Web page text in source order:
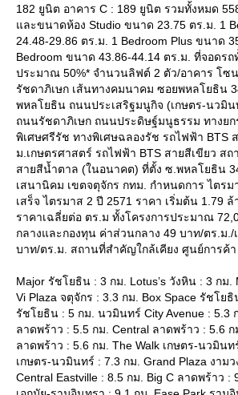
182 ยูนิต อาคาร C : 189 ยูนิต รวมทั้งหมด
ละขนาดห้อง Studio ขนาด 23.75 ตร.ม. 1
24.48-29.86 ตร.ม. 1 Bedroom Plus ขนาด
Bedroom ขนาด 43.86-44.14 ตร.ม. ที่จอดร
ประมาณ 50%* จำนวนลิฟต์ 2 ตัว/อาคาร โซ
รัชดาภิเษก เส้นทางคมนาคม ซอยพหลโยธิน
พหลโยธิน ถนนประเสริฐมนูกิจ (เกษตร-นวมิ
ถนนรัชดาภิเษก ถนนประดิษฐ์มนูธรรม ทางย
พิเศษศรีรัช ทางพิเศษฉลองรัช รถไฟฟ้า BTS
ม.เกษตรศาสตร์ รถไฟฟ้า BTS สายสีเขียว ส
สายสีน้ำตาล (ในอนาคต) ที่ตั้ง ซ.พหลโยธิน
เสนานิคม เขตจตุจักร กทม. กำหนดการ ไตรม
เสร็จ ไตรมาส 2 ปี 2571 ราคา เริ่มต้น 1.79
ราคาเฉลี่ยต่อ ตร.ม ทั้งโครงการประมาณ
กลางและกองทุน ค่าส่วนกลาง 49 บาท/ตร.ม./
บาท/ตร.ม. สถานที่สำคัญใกล้เคียง ศูนย์การค้า
Major รัชโยธิน : 3 กม. Lotus’s วังหิน : 3 กม.
Vi Plaza จตุจักร : 3.3 กม. Box Space รัชโย
รัชโยธิน : 5 กม. นวมินทร์ City Avenue : 5.3
ลาดพร้าว : 5.5 กม. Central ลาดพร้าว : 5.6 ก
ลาดพร้าว : 5.6 กม. The Walk เกษตร-นวมิน
เกษตร-นวมินทร์ : 7.3 กม. Grand Plaza งามว
Central Eastville : 8.5 กม. Big C ลาดพร้าว :